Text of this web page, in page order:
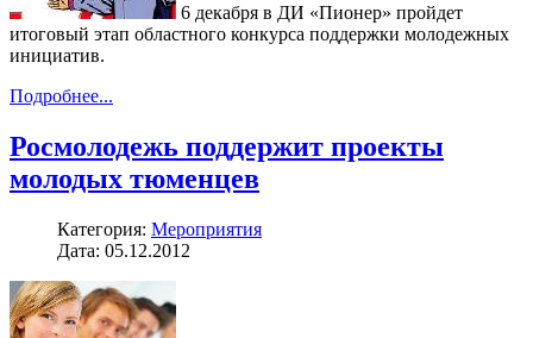
6 декабря в ДИ «Пионер» пройдет
итоговый этап областного конкурса поддержки молодежных
инициатив.
Подробнее...
Росмолодежь поддержит проекты
молодых тюменцев
Категория: Мероприятия
Дата: 05.12.2012